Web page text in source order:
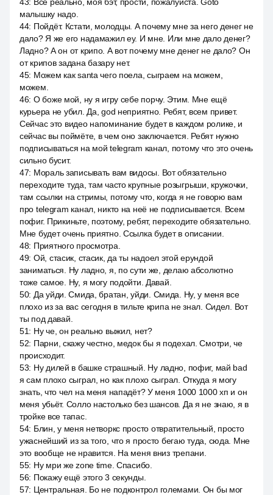
малышку надо.
44: Пойдёт. Кстати, молодцы. А почему мне за него денег не
дало? Я же его надамажил еу. И мне. Или мне дало денег?
Ладно? А он от крипо. А вот почему мне денег не дало? Он
от крипов задана базару нет.
45: Можем как santa чего поела, сыграем на можем,
можем.
46: О боже мой, ну я игру себе порчу. Этим. Мне ещё
курьера не убил. Да, god неприятно. Ребят, всем привет.
Сейчас это видео напоминание будет в каждом ролике, и
сейчас вы поймёте, в чем оно заключается. Ребят нужно
подписываться на мой telegram канал, потому что это очень
сильно бусит.
47: Мораль записывать вам видосы. Вот обязательно
переходите туда, там часто крупные розыгрыши, кружочки,
там ссылки на стримы, потому что, когда я не говорю вам
про telegram канал, никто на неё не подписывается. Всем
пофиг. Прикиньте, поэтому, ребят, переходите обязательно.
Мне будет очень приятно. Ссылка будет в описании.
48: Приятного просмотра.
49: Ой, стасик, стасик, да ты надоел этой ерундой
заниматься. Ну ладно, я, по сути же, делаю абсолютно
тоже самое. Ну, я могу подойти. Давай.
50: Да уйди. Смида, братан, уйди. Смида. Ну, у меня все
плохо из за вас сегодня в тильте крипа не знал. Сидел. Вот
ты под давай.
51: Ну че, он реально выжил, нет?
52: Парни, скажу честно, медок бы я подехал. Смотри, че
происходит.
53: Ну дилей в башке страшный. Ну ладно, пофиг, май bad
я сам плохо сыграл, но как плохо сыграл. Откуда я могу
знать, что чел на меня нападёт? У меня 1000 1000 хп и он
меня убьёт. Солло настолько без шансов. Да я не знаю, я в
тройке все тапас.
54: Блин, у меня нетворкс просто отвратительный, просто
ужаснейший из за того, что я просто бегаю туда, сюда. Мне
это вообще не нравится. На меня вниз трепани.
55: Ну мри же zone time. Спасибо.
56: Покажу ещё этого 3 секунды.
57: Центральная. Бо не подконтрол големами. Он бы мог